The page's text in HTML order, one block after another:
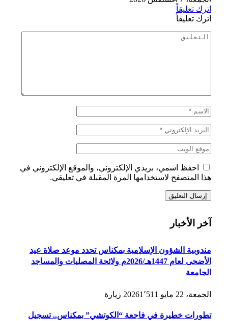
اترك تعليقاً
اترك تعليقاً
احفظ اسمي، بريدي الإلكتروني، والموقع الإلكتروني في
هذا المتصفح لاستخدامها المرة المقبلة في تعليقي.
آخر الأخبار
مندوبية الشؤون الإسلامية بمكناس تحدد موعد صلاة عيد
الأضحى لعام 1447هـ/2026م ولائحة المصليات والمساجد
الجامعة
الجمعة، 22 مايو 2026 1٬511 زيارة
تطورات خطيرة في فاجعة “الكوتشي” بمكناس.. تسجيل